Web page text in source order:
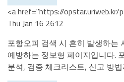
<a href="https://opstar.uriweb.kr/
Thu Jan 16 2612
포항오피 검색 시 흔히 발생하는
예방하는 정보형 페이지입니다.
분석, 검증 체크리스트, 신고 방